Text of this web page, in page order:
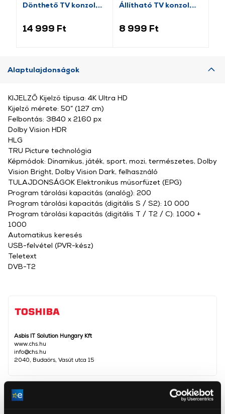
Dönthető TV konzol,
14 999 Ft
Állítható TV konzol,
8 999 Ft
Alaptulajdonságok
Asbis IT Solution Hungary Kft
www.chs.hu
info@chs.hu
2040, Budaörs, Vasút utca 15
Képátló
KIJELZŐ Kijelző típusa: 4K Ultra HD
Kijelző mérete: 50” (127 cm)
Felbontás: 3840 x 2160 px
Dolby Vision HDR
HLG
TRU Picture technológia
Képmódok: Dinamikus, játék, sport, mozi, természetes, Dolby
Vision Bright, Dolby Vision Dark, felhasználó
TULAJDONSÁGOK Elektronikus műsorfüzet (EPG)
Program tárolási kapacitás (analóg): 200
Program tárolási kapacitás (digitális S / S2): 10 000
Program tárolási kapacitás (digitális T / T2 / C): 1000 +
1000
Automatikus keresés
USB-felvétel (PVR-kész)
Teletext
DVB-T2